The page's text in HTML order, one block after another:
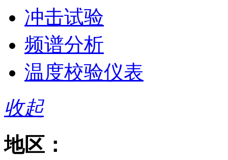
冲击试验
频谱分析
温度校验仪表
收起
地区：